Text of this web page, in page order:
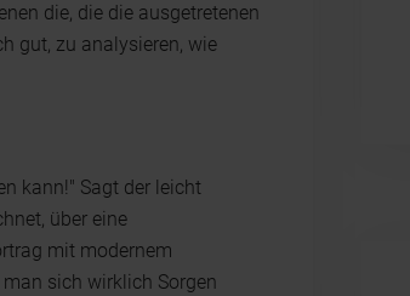
die, die die ausgetretenen
gut, zu analysieren, wie
kann!" Sagt der leicht
über eine
mit modernem
sich wirklich Sorgen